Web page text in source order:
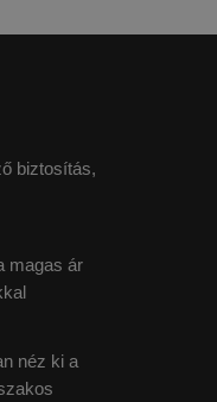
biztosítás,
magas ár
néz ki a